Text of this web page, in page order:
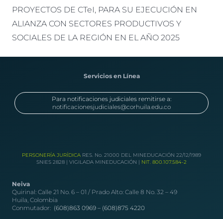
PROYECTOS DE CTeI, PARA SU EJECUCIÓN EN
ALIANZA CON SECTORES PRODUCTIVOS Y
SOCIALES DE LA REGIÓN EN EL AÑO 2025
Servicios en Línea
Para notificaciones judiciales remitirse a:
notificacionesjudiciales@corhuila.edu.co
PERSONERÍA JURÍDICA RES. No. 21000 DEL MINEDUCACIÓN 22/12/1989
SNIES 2828 | VIGILADA MINEDUCACIÓN | NIT. 800.107.584-2
Neiva
Quirinal: Calle 21 No. 6 – 01 / Prado Alto: Calle 8 No. 32 – 49
Huila, Colombia
Conmutador: (608)863 0969 – (608)875 4220